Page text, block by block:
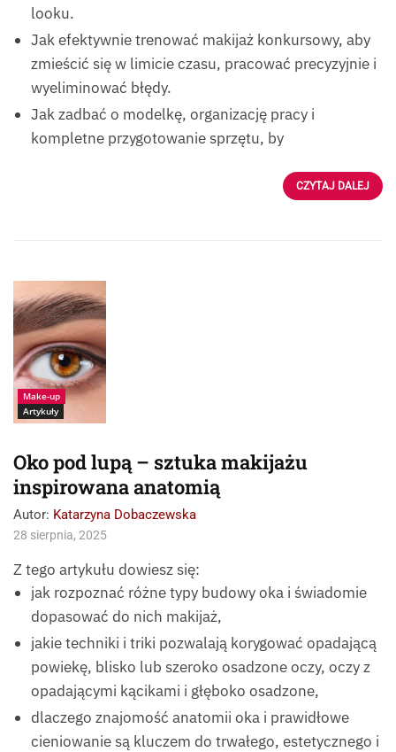
looku.
Jak efektywnie trenować makijaż konkursowy, aby
zmieścić się w limicie czasu, pracować precyzyjnie i
wyeliminować błędy.
Jak zadbać o modelkę, organizację pracy i
kompletne przygotowanie sprzętu, by
CZYTAJ DALEJ
Źródło: iStock-
dimid_86
Make-up
Artykuły
Oko pod lupą – sztuka makijażu
inspirowana anatomią
Autor: Katarzyna Dobaczewska
28 sierpnia, 2025
Z tego artykułu dowiesz się:
jak rozpoznać różne typy budowy oka i świadomie
dopasować do nich makijaż,
jakie techniki i triki pozwalają korygować opadającą
powiekę, blisko lub szeroko osadzone oczy, oczy z
opadającymi kącikami i głęboko osadzone,
dlaczego znajomość anatomii oka i prawidłowe
cieniowanie są kluczem do trwałego, estetycznego i